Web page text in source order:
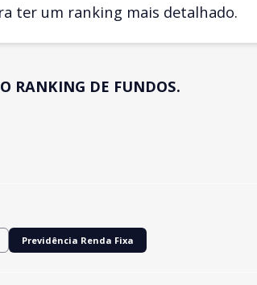
ter um ranking mais detalhado.
RANKING DE FUNDOS.
Previdência Renda Fixa